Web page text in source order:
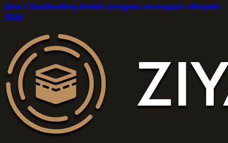
Jara v Saudovskoy Arabii: prognoz na avgust–oktyabr
2026